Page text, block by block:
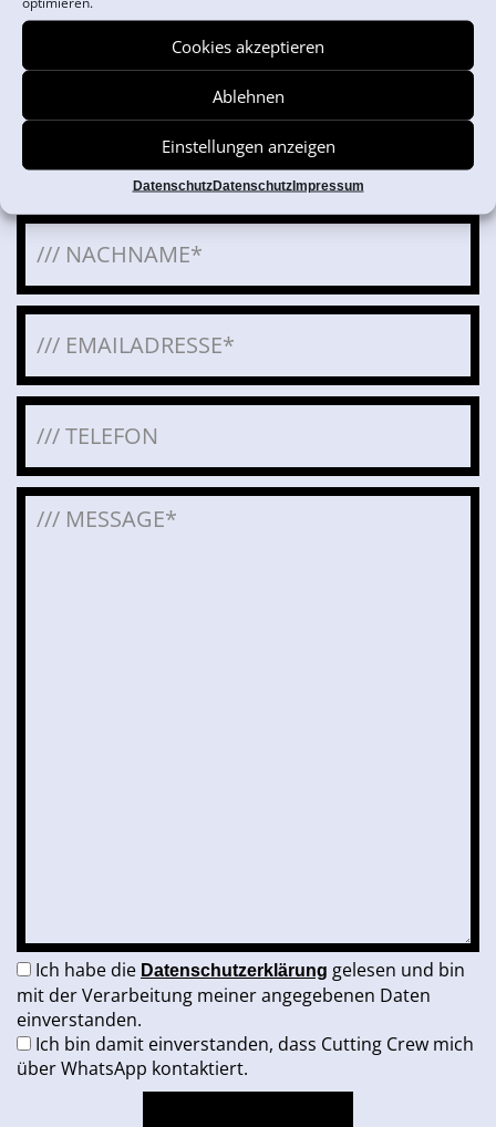
Cookies akzeptieren
Ablehnen
Einstellungen anzeigen
DatenschutzDatenschutzImpressum
HERR
Bitte lasse dieses Feld leer.
Ich habe die Datenschutzerklärung gelesen und bin
mit der Verarbeitung meiner angegebenen Daten
einverstanden.
Ich bin damit einverstanden, dass Cutting Crew mich
über WhatsApp kontaktiert.